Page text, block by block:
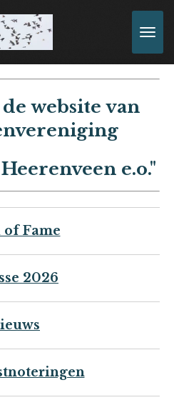
website van
e.o."
Fame
2026